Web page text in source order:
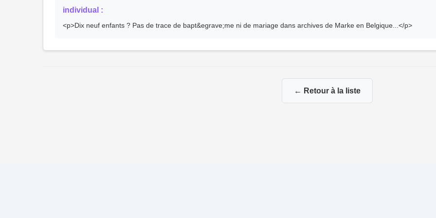
individual :
<p>Dix neuf enfants ? Pas de trace de bapt&egrave;me ni de mariage dans archives de Marke en Belgique...</p>
← Retour à la liste